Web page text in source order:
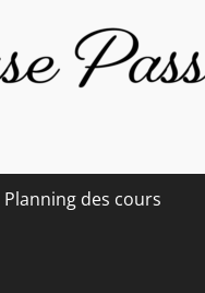
Planning des cours